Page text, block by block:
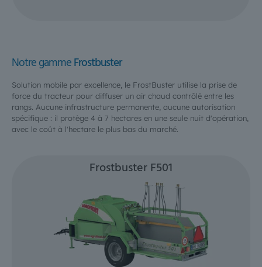
Notre gammeFrostbuster
Solution mobile par excellence, le FrostBuster utilise la prise de
force du tracteur pour diffuser un air chaud contrôlé entre les
rangs. Aucune infrastructure permanente, aucune autorisation
spécifique : il protège 4 à 7 hectares en une seule nuit d'opération,
avec le coût à l'hectare le plus bas du marché.
Frostbuster F501